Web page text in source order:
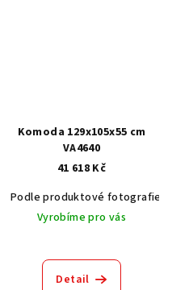
Akát vintage BT1551
Dub světlý
Komoda 129x105x55 cm
VA4640
41 618 Kč
Podle produktové fotografie
Vyrobíme pro vás
Detail